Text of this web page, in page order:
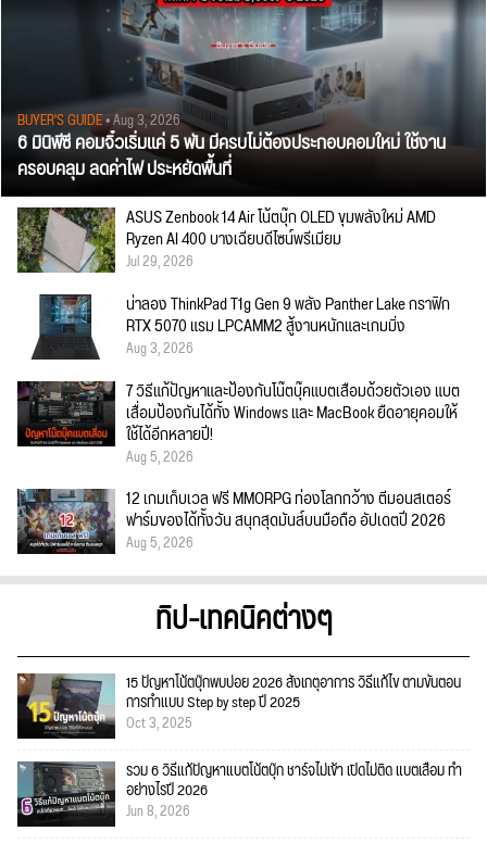
BUYER'S GUIDE• Aug 3, 2026
6 มินิพีซี คอมจิ๋วเริ่มแค่ 5 พัน มีครบไม่ต้องประกอบคอมใหม่ ใช้งาน
ครอบคลุม ลดค่าไฟ ประหยัดพื้นที่
ASUS Zenbook 14 Air โน้ตบุ๊ก OLED ขุมพลังใหม่ AMD
Ryzen AI 400 บางเฉียบดีไซน์พรีเมียม
Jul 29, 2026
น่าลอง ThinkPad T1g Gen 9 พลัง Panther Lake กราฟิก
RTX 5070 แรม LPCAMM2 สู้งานหนักและเกมมิ่ง
Aug 3, 2026
7 วิธีแก้ปัญหาและป้องกันโน๊ตบุ๊คแบตเสื่อมด้วยตัวเอง แบต
เสื่อมป้องกันได้ทั้ง Windows และ MacBook ยืดอายุคอมให้
ใช้ได้อีกหลายปี!
Aug 5, 2026
12 เกมเก็บเวล ฟรี MMORPG ท่องโลกกว้าง ตีมอนสเตอร์
ฟาร์มของได้ทั้งวัน สนุกสุดมันส์บนมือถือ อัปเดตปี 2026
Aug 5, 2026
ทิป-เทคนิคต่างๆ
15 ปัญหาโน้ตบุ๊กพบบ่อย 2026 สังเกตุอาการ วิธีแก้ไข ตามขั้นตอน
การทำแบบ Step by step ปี 2025
Oct 3, 2025
รวม 6 วิธีแก้ปัญหาแบตโน้ตบุ๊ก ชาร์จไม่เข้า เปิดไม่ติด แบตเสื่อม ทำ
อย่างไรปี 2026
Jun 8, 2026